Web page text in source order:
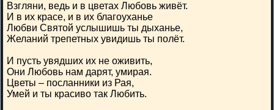
Взгляни, ведь и в цветах Любовь живёт.
И в их красе, и в их благоуханье
Любви Святой услышишь ты дыханье,
Желаний трепетных увидишь ты полёт.
И пусть увядших их не оживить,
Они Любовь нам дарят, умирая.
Цветы – посланники из Рая,
Умей и ты красиво так Любить.